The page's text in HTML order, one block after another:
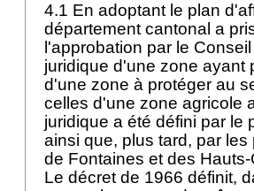
4.1 En adoptant le plan
département cantonal a
l'approbation par le
juridique d'une zone ayant
d'une zone à protéger au
celles d'une zone agricole
juridique a été défini par le
ainsi que, plus tard, par
de Fontaines et des
Le décret de 1966 définit,